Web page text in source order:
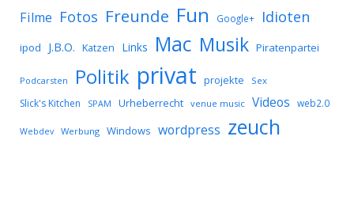
Filme Fotos Freunde Fun Google+ Idioten
ipod J.B.O. Katzen Links Mac Musik Piratenpartei
Podcarsten Politik privat projekte Sex
Slick's Kitchen SPAM Urheberrecht venue music Videos web2.0
Webdev Werbung Windows wordpress zeuch